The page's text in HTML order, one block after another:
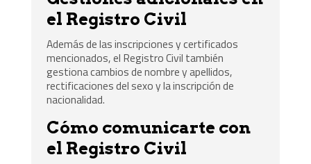
el Registro Civil
Además de las inscripciones y certificados
mencionados, el Registro Civil también
gestiona cambios de nombre y apellidos,
rectificaciones del sexo y la inscripción de
nacionalidad.
Cómo comunicarte con
el Registro Civil